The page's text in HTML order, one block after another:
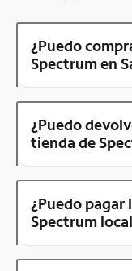
¿Puedo
Spectrum en
¿Puedo
tienda de
¿Puedo
Spectrum